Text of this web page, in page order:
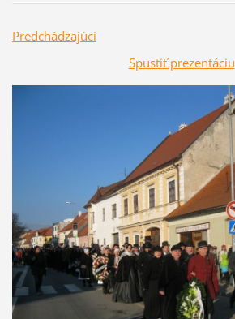
Predchádzajúci
Spustiť prezentáciu